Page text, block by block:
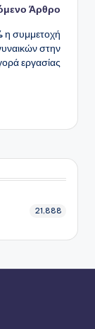
Άρθρο
η συμμετοχή
στην
εργασίας
21,888